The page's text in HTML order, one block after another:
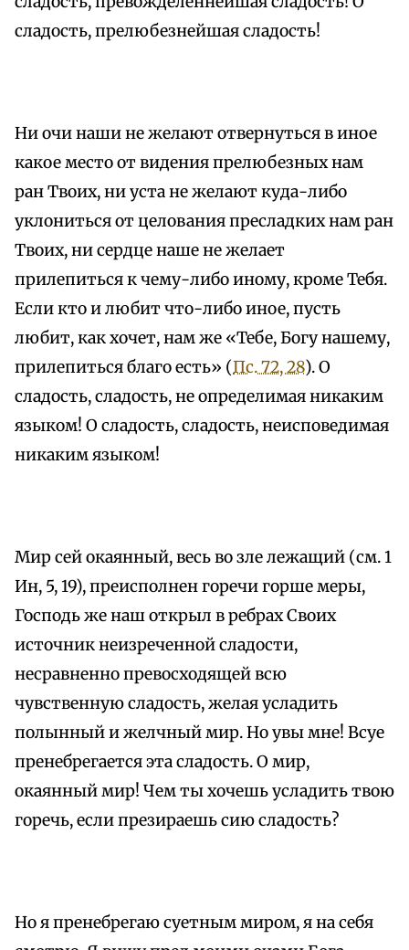
сладость, прелюбезнейшая сладость!
Ни очи наши не желают отвернуться в иное
какое место от видения прелюбезных нам
ран Твоих, ни уста не желают куда-либо
уклониться от целования пресладких нам ран
Твоих, ни сердце наше не желает
прилепиться к чему-либо иному, кроме Тебя.
Если кто и любит что-либо иное, пусть
любит, как хочет, нам же «Тебе, Богу нашему,
прилепиться благо есть» (Пс. 72, 28). О
сладость, сладость, не определимая никаким
языком! О сладость, сладость, неисповедимая
никаким языком!
Мир сей окаянный, весь во зле лежащий (см. 1
Ин, 5, 19), преисполнен горечи горше меры,
Господь же наш открыл в ребрах Своих
источник неизреченной сладости,
несравненно превосходящей всю
чувственную сладость, желая усладить
полынный и желчный мир. Но увы мне! Всуе
пренебрегается эта сладость. О мир,
окаянный мир! Чем ты хочешь усладить твою
горечь, если презираешь сию сладость?
Но я пренебрегаю суетным миром, я на себя